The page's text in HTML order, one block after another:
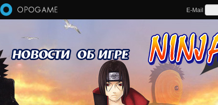
Перейти к основному содержанию
E-Mail